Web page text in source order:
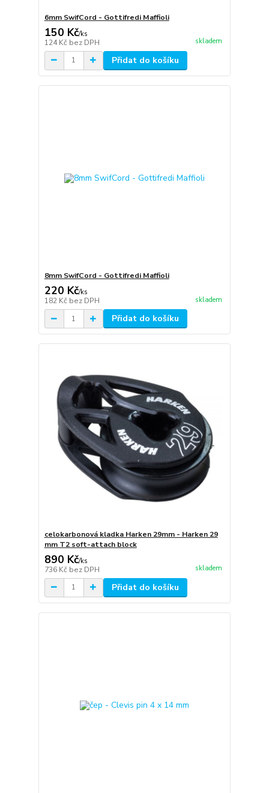
6mm SwifCord - Gottifredi Maffioli
150 Kč/ks
124 Kč bez DPH skladem
Přidat do košíku
8mm SwifCord - Gottifredi Maffioli
220 Kč/ks
182 Kč bez DPH skladem
Přidat do košíku
celokarbonová kladka Harken 29mm - Harken 29
mm T2 soft-attach block
890 Kč/ks
736 Kč bez DPH skladem
Přidat do košíku